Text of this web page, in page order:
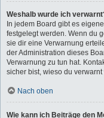
Weshalb wurde ich
In jedem Board gibt es
festgelegt werden. Wenn du
sie dir eine Verwarnung
der Administration dieses
Verwarnung zu tun hat.
sicher bist, wieso du verwarnt
Nach oben
Wie kann ich Beiträge den